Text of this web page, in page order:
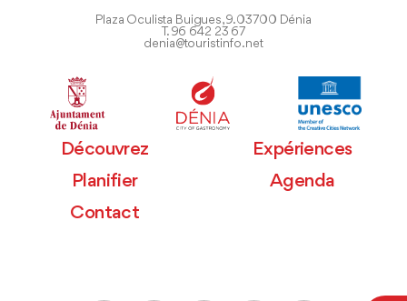
Plaza Oculista Buigues, 9. 03700 Dénia
T. 96 642 23 67
denia@touristinfo.net
Découvrez
Expériences
Planifier
Agenda
Contact